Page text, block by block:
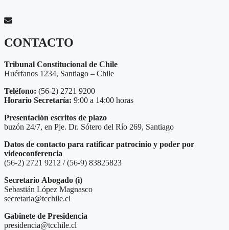
CONTACTO
Tribunal Constitucional de Chile
Huérfanos 1234, Santiago – Chile
Teléfono: (56-2) 2721 9200
Horario Secretaría: 9:00 a 14:00 horas
Presentación escritos de plazo
buzón 24/7, en Pje. Dr. Sótero del Río 269, Santiago
Datos de contacto para ratificar patrocinio y poder por
videoconferencia
(56-2) 2721 9212 / (56-9) 83825823
Secretario Abogado (i)
Sebastián López Magnasco
secretaria@tcchile.cl
Gabinete de Presidencia
presidencia@tcchile.cl